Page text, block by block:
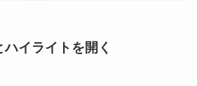
イライトを開く